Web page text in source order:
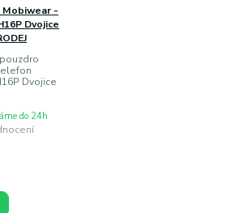
Mobiwear -
Dvojice
Dvojice
do 24h